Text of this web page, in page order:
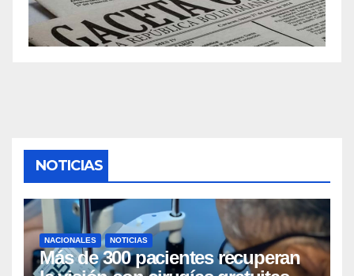
NOTICIAS
NACIONALES NOTICIAS
Más de 300 pacientes recuperan